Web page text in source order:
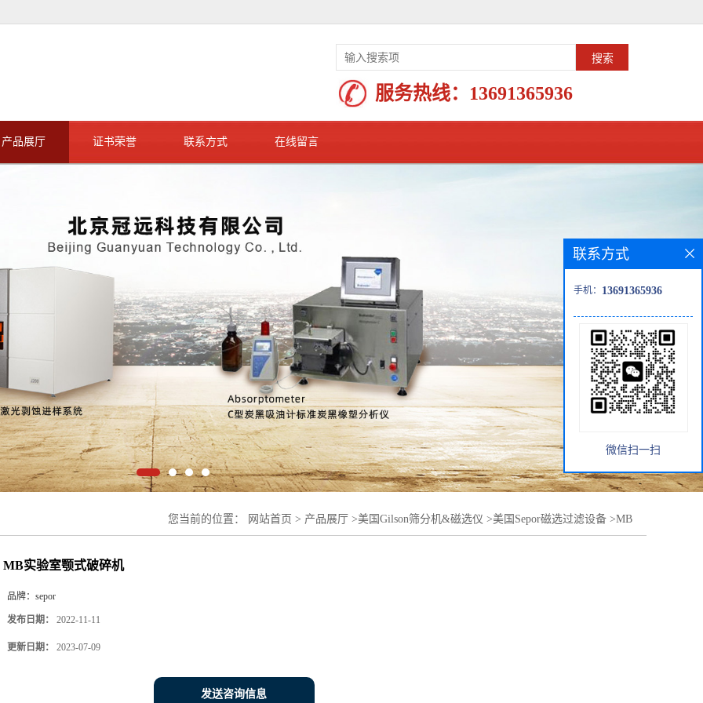
服务热线： 13691365936
产品展厅 证书荣誉 联系方式 在线留言
您当前的位置： 网站首页 > 产品展厅 >美国Gilson筛分机&磁选仪 >美国Sepor磁选过滤设备 >MB
MB实验室颚式破碎机
品牌： sepor
发布日期： 2022-11-11
更新日期： 2023-07-09
发送咨询信息
联系方式
手机： 13691365936
微信扫一扫